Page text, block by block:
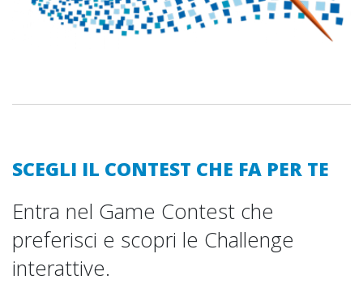
SCEGLI IL CONTEST CHE FA PER TE
Entra nel Game Contest che
preferisci e scopri le Challenge
interattive.